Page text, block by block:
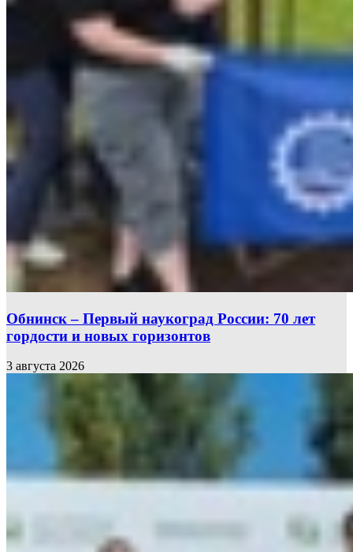
Обнинск – Первый наукоград России: 70 лет
гордости и новых горизонтов
3 августа 2026